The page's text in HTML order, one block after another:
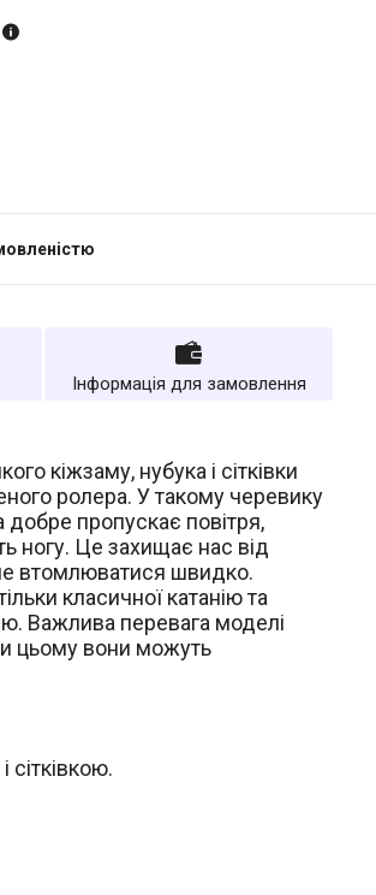
Інформація для замовлення
кіжзаму, нубука і сітківки
ролера. У такому черевику
пропускає повітря,
ногу. Це захищає нас від
втомлюватися швидко.
класичної катанію та
Важлива перевага моделі
цьому вони можуть
сітківкою.